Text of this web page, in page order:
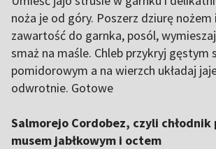
noża je od góry. Poszerz dziurę
zawartość do garnka, posól,
smaż na maśle. Chleb przykryj gęstym
pomidorowym a na wierzch układaj
odwrotnie. Gotowe
Salmorejo Cordobez, czyli
musem jabłkowym i octem